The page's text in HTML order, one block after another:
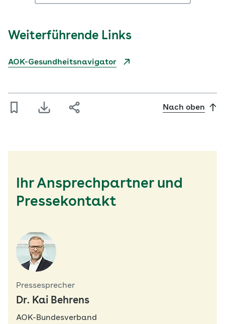
Weiterführende Links
AOK-Gesundheitsnavigator
Nach oben
Ihr Ansprechpartner und
Pressekontakt
Pressesprecher
Dr. Kai Behrens
AOK-Bundesverband